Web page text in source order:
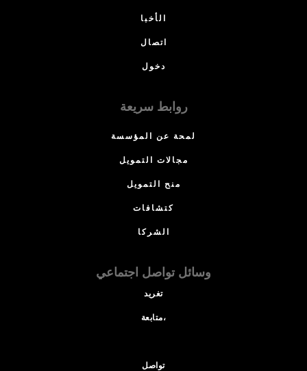
الأخبا
اتصال
دخول
روابط سريعة
لمحة عن المؤسسة
مجالات التمويل
منح التمويل
كتشافات
الشركا
وسائل تواصل اجتماعي
تغريد
متابعة،
تواصل